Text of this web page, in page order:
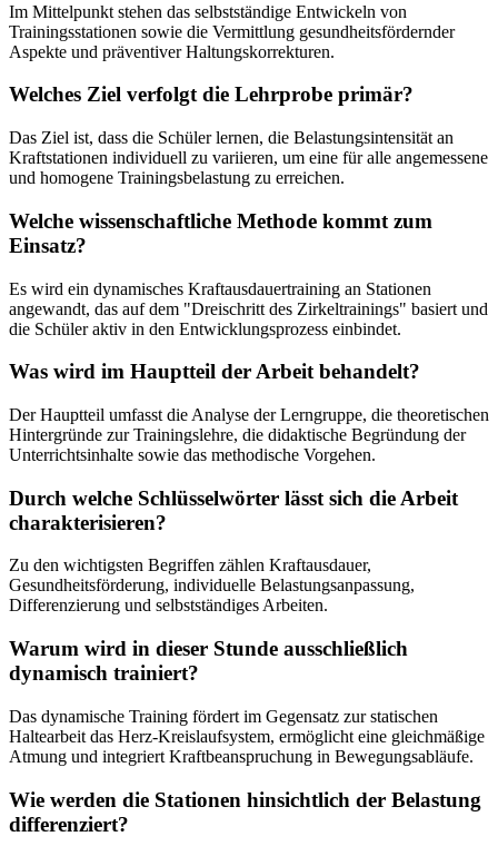
Im Mittelpunkt stehen das selbstständige Entwickeln von
Trainingsstationen sowie die Vermittlung gesundheitsfördernder
Aspekte und präventiver Haltungskorrekturen.
Welches Ziel verfolgt die Lehrprobe primär?
Das Ziel ist, dass die Schüler lernen, die Belastungsintensität an
Kraftstationen individuell zu variieren, um eine für alle angemessene
und homogene Trainingsbelastung zu erreichen.
Welche wissenschaftliche Methode kommt zum
Einsatz?
Es wird ein dynamisches Kraftausdauertraining an Stationen
angewandt, das auf dem "Dreischritt des Zirkeltrainings" basiert und
die Schüler aktiv in den Entwicklungsprozess einbindet.
Was wird im Hauptteil der Arbeit behandelt?
Der Hauptteil umfasst die Analyse der Lerngruppe, die theoretischen
Hintergründe zur Trainingslehre, die didaktische Begründung der
Unterrichtsinhalte sowie das methodische Vorgehen.
Durch welche Schlüsselwörter lässt sich die Arbeit
charakterisieren?
Zu den wichtigsten Begriffen zählen Kraftausdauer,
Gesundheitsförderung, individuelle Belastungsanpassung,
Differenzierung und selbstständiges Arbeiten.
Warum wird in dieser Stunde ausschließlich
dynamisch trainiert?
Das dynamische Training fördert im Gegensatz zur statischen
Haltearbeit das Herz-Kreislaufsystem, ermöglicht eine gleichmäßige
Atmung und integriert Kraftbeanspruchung in Bewegungsabläufe.
Wie werden die Stationen hinsichtlich der Belastung
differenziert?